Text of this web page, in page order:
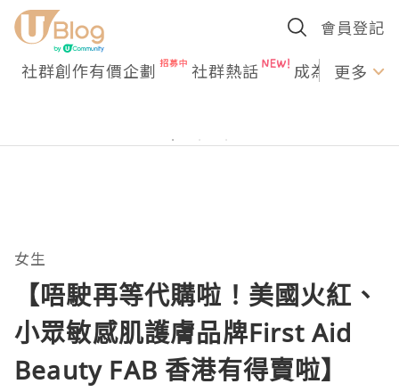
會員登記
社群創作有價企劃 社群熱話 成為U更多
女生
【唔駛再等代購啦！美國火紅、
小眾敏感肌護膚品牌First Aid
Beauty FAB 香港有得賣啦】